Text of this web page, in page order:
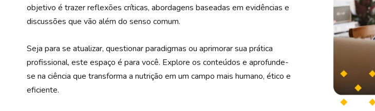
objetivo é trazer reflexões críticas, abordagens baseadas em evidências e
discussões que vão além do senso comum.
Seja para se atualizar, questionar paradigmas ou aprimorar sua prática
profissional, este espaço é para você. Explore os conteúdos e aprofunde-
se na ciência que transforma a nutrição em um campo mais humano, ético e
eficiente.